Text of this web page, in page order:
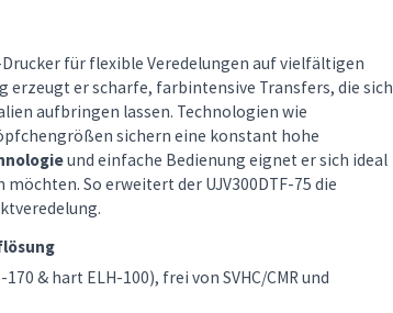
für flexible Veredelungen auf vielfältigen
erzeugt er scharfe, farbintensive Transfers, die sich
aufbringen lassen. Technologien wie
sichern eine konstant hohe
und einfache Bedienung eignet er sich ideal
So erweitert der UJV300DTF-75 die
& hart ELH-100), frei von SVHC/CMR und